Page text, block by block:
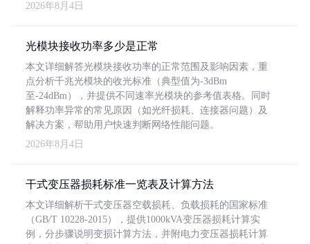
2026年8月4日
光模块接收功率多少是正常
本文详细解答光模块接收功率的正常范围及影响因素，重
点分析千兆光模块的收光标准（典型值为-3dBm
至-24dBm），并提供不同速率光模块的参考值表格。同时
解释功率异常的常见原因（如光纤损耗、连接器问题）及
解决方案，帮助用户快速判断网络性能问题。
2026年8月4日
干式变压器损耗标准一览表及计算方法
本文详细解析干式变压器空载损耗、负载损耗的国家标准
（GB/T 10228-2015），提供1000kVA变压器损耗计算实
例，分步骤说明变损计算方法，并附电力变压器损耗计算